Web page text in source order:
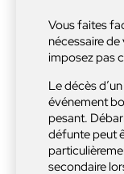
Vous faites
nécessaire
imposez pas
Le décès
événement
pesant.
défunte peut
secondaire